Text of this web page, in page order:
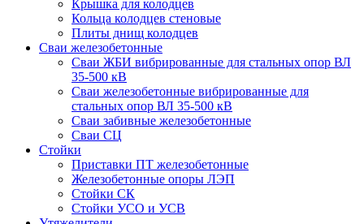
Крышка для колодцев
Кольца колодцев стеновые
Плиты днищ колодцев
Сваи железобетонные
Сваи ЖБИ вибрированные для стальных опор ВЛ
35-500 кВ
Сваи железобетонные вибрированные для
стальных опор ВЛ 35-500 кВ
Сваи забивные железобетонные
Сваи СЦ
Стойки
Приставки ПТ железобетонные
Железобетонные опоры ЛЭП
Стойки СК
Стойки УСО и УСВ